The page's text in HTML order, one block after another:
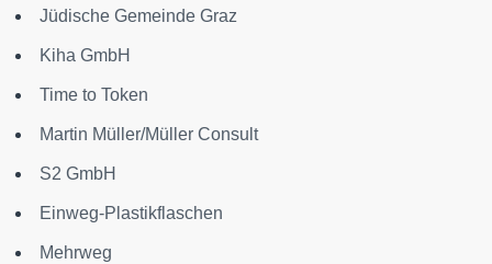
Jüdische Gemeinde Graz
Kiha GmbH
Time to Token
Martin Müller/Müller Consult
S2 GmbH
Einweg-Plastikflaschen
Mehrweg